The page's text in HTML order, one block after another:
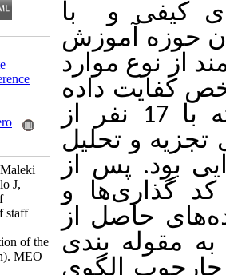
با
یافته با 17 نفر از
از
و
از
Download citation:
BibTeX
RIS |EndNote|
Medlars
ProCite| Reference
RefWorks
Send citation to:
Mendeley
Zotero
Momen Moghadam R, Maleki
Avarsin S, Yari Haj Atalo J,
Habibi H. The model of
improving the quality of staff
training (case study:
Broadcasting Organization of the
Islamic Republic of Iran). MEO
2023; 12 (3) : 4